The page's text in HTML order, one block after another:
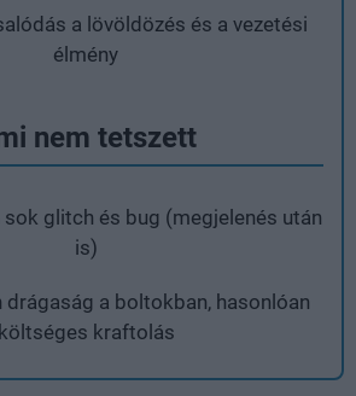
a lövöldözés és a vezetési
élmény
nem tetszett
glitch és bug (megjelenés után
is)
drágaság a boltokban, hasonlóan
költséges kraftolás